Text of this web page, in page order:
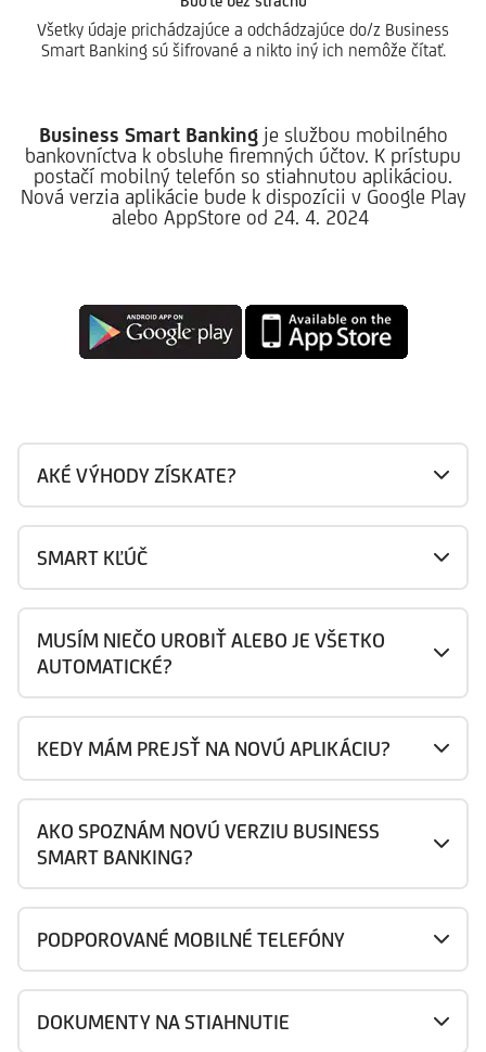
Všetky údaje prichádzajúce a odchádzajúce do/z Business
Smart Banking sú šifrované a nikto iný ich nemôže čítať.
Business Smart Bankingje službou mobilného
bankovníctva k obsluhe firemných účtov. K prístupu
postačí mobilný telefón so stiahnutou aplikáciou.
Nová verzia aplikácie bude k dispozícii v Google Play
alebo AppStore od 24. 4. 2024
AKÉ VÝHODY ZÍSKATE?
SMART KĽÚČ
MUSÍM NIEČO UROBIŤ ALEBO JE VŠETKO
AUTOMATICKÉ?
KEDY MÁM PREJSŤ NA NOVÚ APLIKÁCIU?
AKO SPOZNÁM NOVÚ VERZIU BUSINESS
SMART BANKING?
PODPOROVANÉ MOBILNÉ TELEFÓNY
DOKUMENTY NA STIAHNUTIE